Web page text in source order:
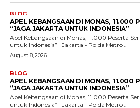
BLOG
APEL KEBANGSAAN DI MONAS, 11.000
“JAGA JAKARTA UNTUK INDONESIA”
Apel Kebangsaan di Monas, 11.000 Peserta
untuk Indonesia” Jakarta - Polda Metro...
August 8, 2026
BLOG
APEL KEBANGSAAN DI MONAS, 11.000
“JAGA JAKARTA UNTUK INDONESIA”
Apel Kebangsaan di Monas, 11.000 Peserta
untuk Indonesia” Jakarta - Polda Metro...